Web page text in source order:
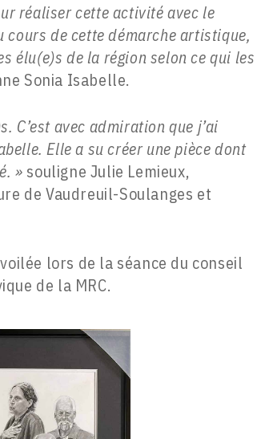
réaliser cette activité avec le
cours de cette démarche artistique,
élu(e)s de la région selon ce qui les
Sonia Isabelle.
C’est avec admiration que j’ai
Elle a su créer une pièce dont
» souligne Julie Lemieux,
de Vaudreuil-Soulanges et
lors de la séance du conseil
de la MRC.